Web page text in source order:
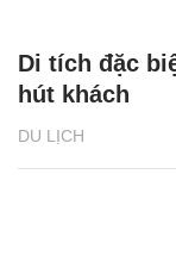
DU LỊCH
Di tích đặc
hút khách